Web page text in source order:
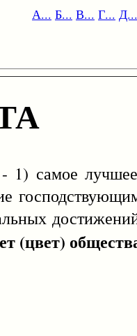
А... Б... В... Г... Д...
лучшее,
(цвет)